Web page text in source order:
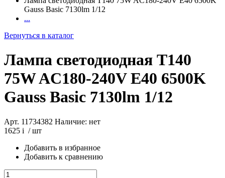
Gauss Basic 7130lm 1/12
...
Вернуться в каталог
Лампа светодиодная T140
75W AC180-240V E40 6500K
Gauss Basic 7130lm 1/12
Арт. 11734382 Наличие: нет
1625 i / шт
Добавить в избранное
Добавить к сравнению